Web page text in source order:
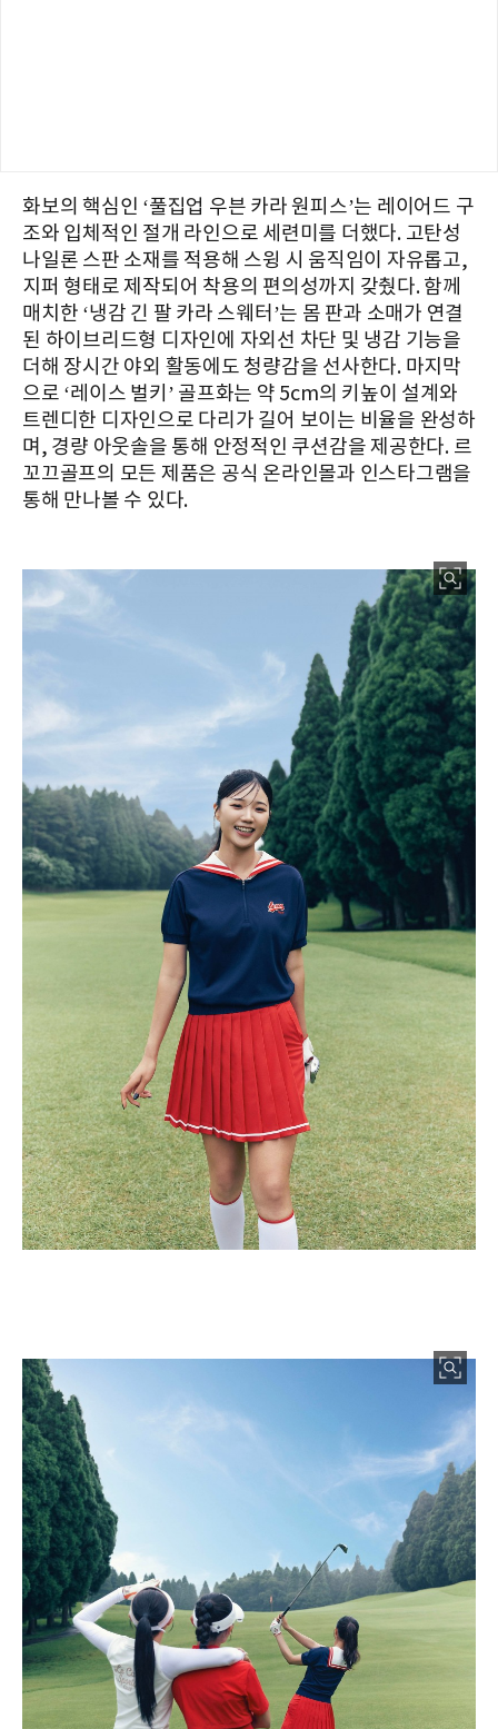
화보의 핵심인 ‘풀집업 우븐 카라 원피스’는 레이어드 구
조와 입체적인 절개 라인으로 세련미를 더했다. 고탄성
나일론 스판 소재를 적용해 스윙 시 움직임이 자유롭고,
지퍼 형태로 제작되어 착용의 편의성까지 갖췄다. 함께
매치한 ‘냉감 긴 팔 카라 스웨터’는 몸 판과 소매가 연결
된 하이브리드형 디자인에 자외선 차단 및 냉감 기능을
더해 장시간 야외 활동에도 청량감을 선사한다. 마지막
으로 ‘레이스 벌키’ 골프화는 약 5cm의 키높이 설계와
트렌디한 디자인으로 다리가 길어 보이는 비율을 완성하
며, 경량 아웃솔을 통해 안정적인 쿠션감을 제공한다. 르
꼬끄골프의 모든 제품은 공식 온라인몰과 인스타그램을
통해 만나볼 수 있다.